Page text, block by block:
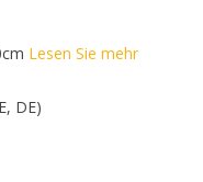
Lesen Sie mehr
DE)